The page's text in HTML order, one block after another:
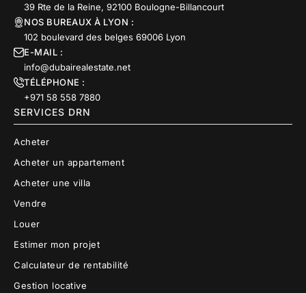
39 Rte de la Reine, 92100 Boulogne-Billancourt
NOS BUREAUX À LYON :
102 boulevard des belges 69006 Lyon
E-MAIL :
info@dubairealestate.net
TÉLÉPHONE :
+971 58 558 7880
SERVICES DRN
Acheter
Acheter un appartement
Acheter une villa
Vendre
Louer
Estimer mon projet
Calculateur de rentabilité
Gestion locative